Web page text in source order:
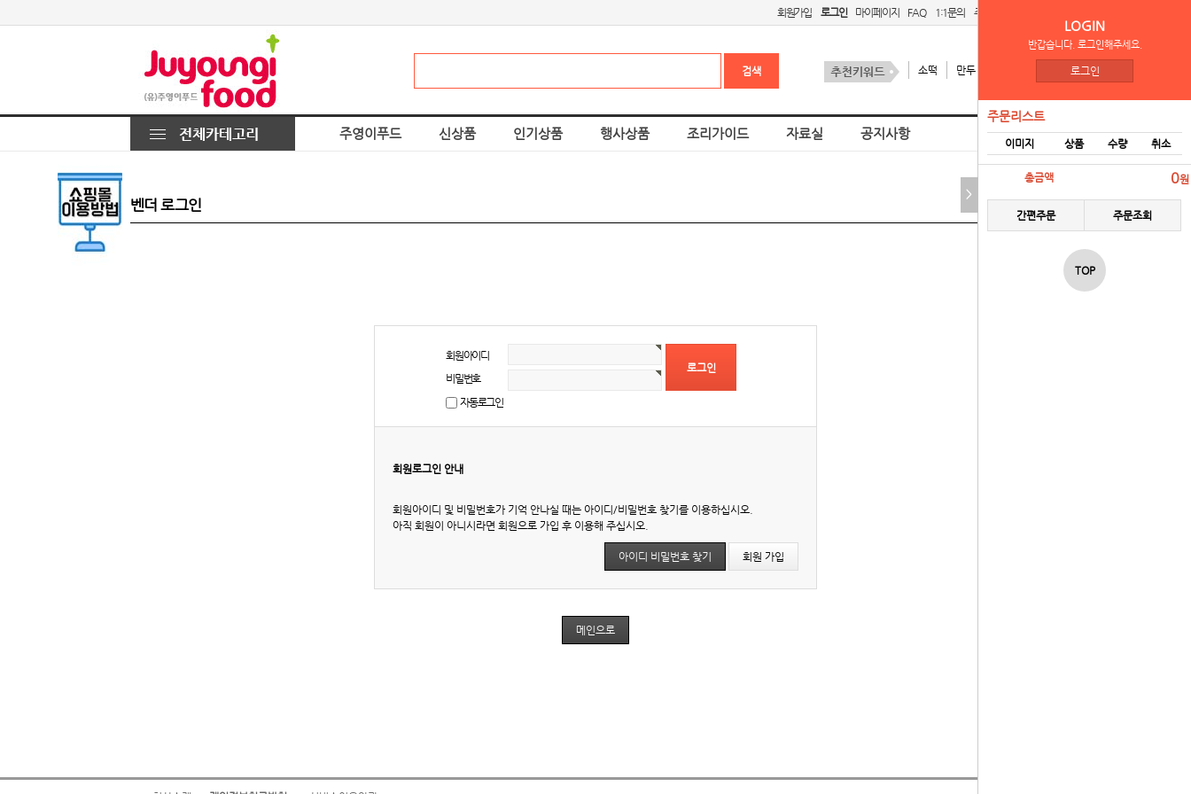
회원가입 로그인 마이페이지 FAQ 1:1문의 주문리스트
소떡 만두
주영이푸드 신상품 인기상품 행사상품 조리가이드 자료실 공지사항
벤더 로그인
벤더 로그인
LOGIN
반갑습니다. 로그인해주세요.
로그인
주문리스트
이미지 상품 수량 취소
총금액 0원
간편주문 주문조회
TOP
>
회원아이디
비밀번호
자동로그인
회원로그인 안내
회원아이디 및 비밀번호가 기억 안나실 때는 아이디/비밀번호 찾기를 이용하십시오.
아직 회원이 아니시라면 회원으로 가입 후 이용해 주십시오.
아이디 비밀번호 찾기 회원 가입
메인으로